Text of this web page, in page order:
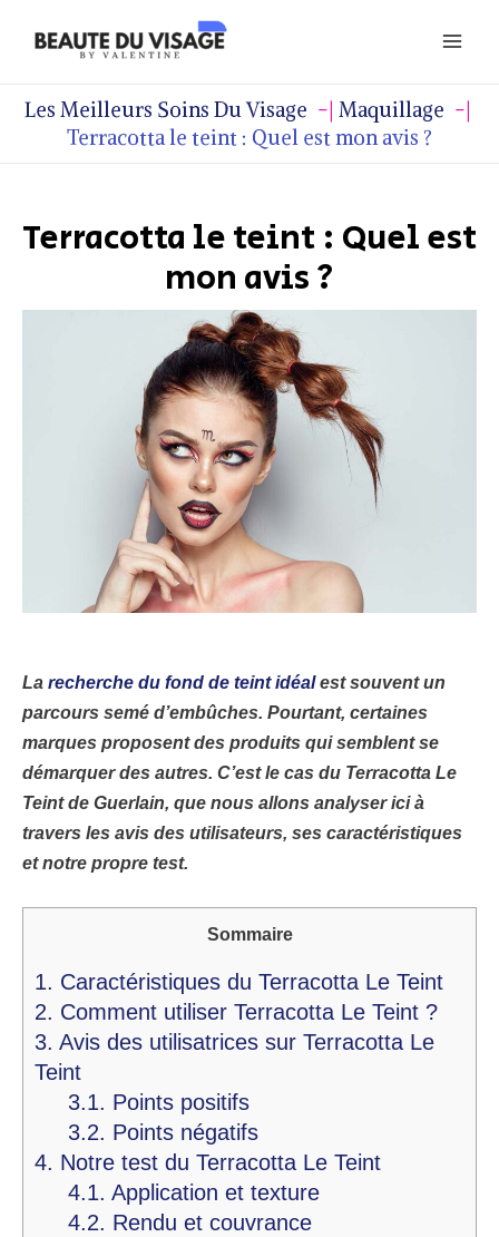
Les Meilleurs Soins Du Visage
Maquillage
Terracotta le teint : Quel est mon avis ?
Terracotta le teint : Quel est
mon avis ?
La recherche du fond de teint idéalest souvent un
parcours semé d’embûches. Pourtant, certaines
marques proposent des produits qui semblent se
démarquer des autres. C’est le cas du Terracotta Le
Teint de Guerlain, que nous allons analyser ici à
travers les avis des utilisateurs, ses caractéristiques
et notre propre test.
Sommaire
1. Caractéristiques du Terracotta Le Teint
2. Comment utiliser Terracotta Le Teint ?
3. Avis des utilisatrices sur Terracotta Le
Teint
3.1. Points positifs
3.2. Points négatifs
4. Notre test du Terracotta Le Teint
4.1. Application et texture
4.2. Rendu et couvrance